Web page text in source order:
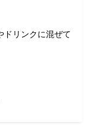
ドリンクに混ぜて